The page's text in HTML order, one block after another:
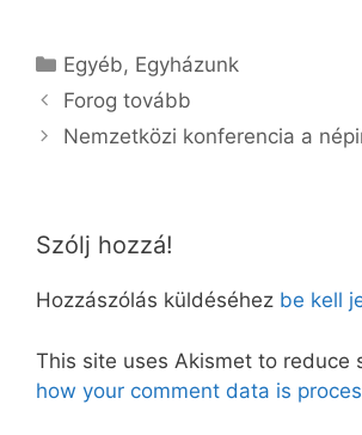
Kategória
Egyéb, Egyházunk
Forog tovább
Nemzetközi konferencia a
Szólj hozzá!
Hozzászólás küldéséhez be kell
This site uses Akismet to reduce
how your comment data is